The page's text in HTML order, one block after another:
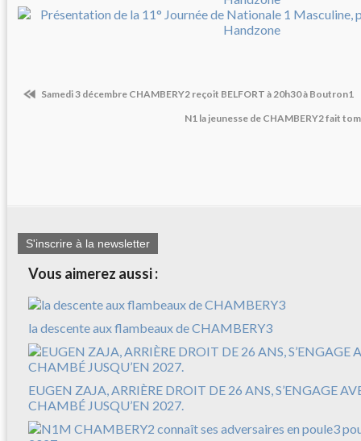
Samedi 3 décembre CHAMBERY2 reçoit BELFORT à 20h30 à Boutron1
N1 la jeunesse de CHAMBERY2 fait
S'inscrire à la newsletter
Vous aimerez aussi :
la descente aux flambeaux de CHAMBERY3
EUGEN ZAJA, ARRIÈRE DROIT DE 26 ANS, S’ENGAGE
CHAMBÉ JUSQU’EN 2027.